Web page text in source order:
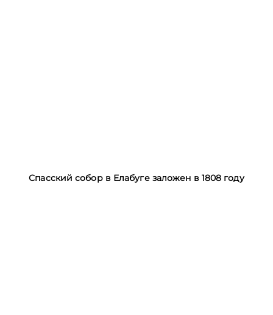
Спасский собор в Елабуге заложен в 1808 году